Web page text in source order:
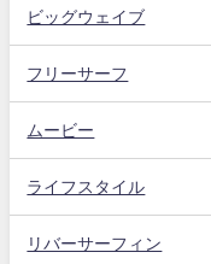
ビッグウェイブ
フリーサーフ
ムービー
ライフスタイル
リバーサーフィン